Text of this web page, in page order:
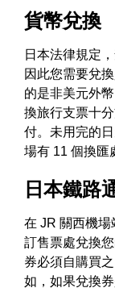
貨幣兌換
日本法律規定
因此您需要兌
的是非美元外
換旅行支票十
付。未用完的
場有 11 個換匯
日本鐵路
在 JR 關西機
訂售票處兌換
券必須自購買
如，如果兌換